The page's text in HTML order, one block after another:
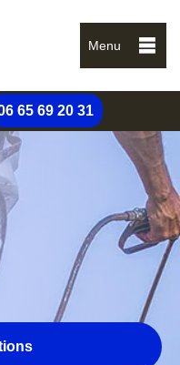
Menu
65 69 20 31